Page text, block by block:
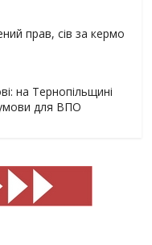
прав, сів за кермо
на Тернопільщині
для ВПО